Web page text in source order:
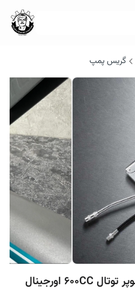
گریس پمپ